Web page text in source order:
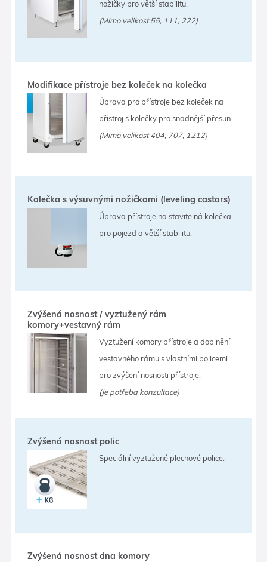
nožičky pro větší stabilitu.
(Mimo velikost 55, 111, 222)
Modifikace přístroje bez koleček na kolečka
Úprava pro přístroje bez koleček na
přístroj s kolečky pro snadnější přesun.
(Mimo velikost 404, 707, 1212)
Kolečka s výsuvnými nožičkami (leveling castors)
Úprava přístroje na stavitelná kolečka
pro pojezd a větší stabilitu.
Zvýšená nosnost / vyztužený rám
komory+vestavný rám
Vyztužení komory přístroje a doplnění
vestavného rámu s vlastními policemi
pro zvýšení nosnosti přístroje.
(Je potřeba konzultace)
Zvýšená nosnost polic
Speciální vyztužené plechové police.
Zvýšená nosnost dna komory